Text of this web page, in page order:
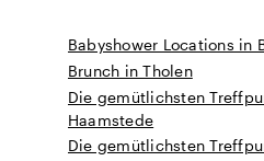
Babyshower Locations in
Brunch in Tholen
Die gemütlichsten
Haamstede
Die gemütlichsten